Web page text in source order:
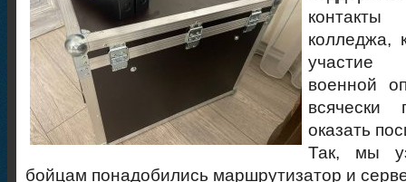
колледжа,
участие
военной
оказать
Так, мы
бойцам понадобились маршрутизатор и